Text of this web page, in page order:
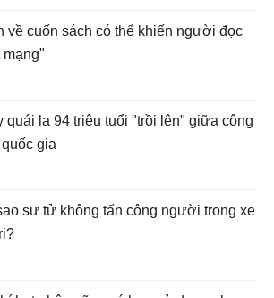
về cuốn sách có thể khiến người đọc
mạng"
quái lạ 94 triệu tuổi "trồi lên" giữa công
gia
sư tử không tấn công người trong xe